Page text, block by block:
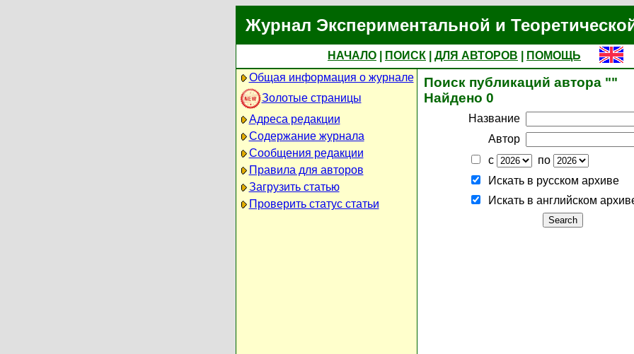
Журнал Экспериментальной и
НАЧАЛО ПОИСК ДЛЯ АВТОРОВ
ПОМОЩЬ
Общая информация о журнале
Золотые страницы
Адреса редакции
Содержание журнала
Сообщения редакции
Правила для авторов
Загрузить статью
Проверить статус статьи
Поиск публикаций автора ""
Найдено 0
Название
Автор
с
по
Искать в русском архиве
Искать в английском